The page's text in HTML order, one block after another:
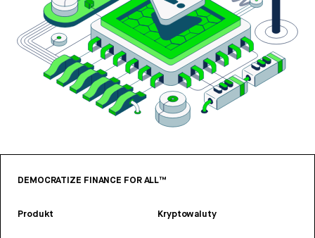
DEMOCRATIZE FINANCE FOR ALL™
Produkt Kryptowaluty